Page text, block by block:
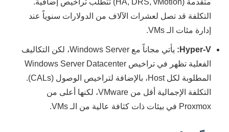
متقدمة (HA, DRS, vMotion) تتطلب تراخيص إضافية.
التكلفة قد تصل لعشرات الآلاف من الدولارات سنوياً عند
إدارة مئات الـ VMs.
Hyper-V:
يأتي مجاناً مع Windows Server، لكن التكاليف
الفعلية تظهر في تراخيص Windows Server Datacenter
المطلوبة لكل Host، بالإضافة لتراخيص الوصول (CALs).
التكلفة الإجمالية أقل من VMware، لكنها أعلى من
Proxmox في بيئات ذات كثافة عالية من الـ VMs.